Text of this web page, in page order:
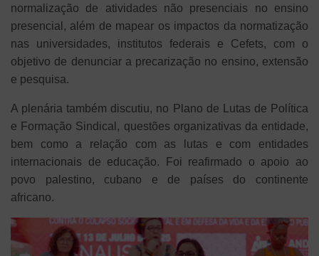
normalização de atividades não presenciais no ensino
presencial, além de mapear os impactos da normatização
nas universidades, institutos federais e Cefets, com o
objetivo de denunciar a precarização no ensino, extensão
e pesquisa.
A plenária também discutiu, no Plano de Lutas de Política
e Formação Sindical, questões organizativas da entidade,
bem como a relação com as lutas e com entidades
internacionais de educação. Foi reafirmado o apoio ao
povo palestino, cubano e de países do continente
africano.